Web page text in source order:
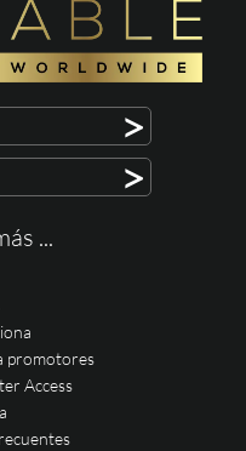
>
>
...
promotores
Access